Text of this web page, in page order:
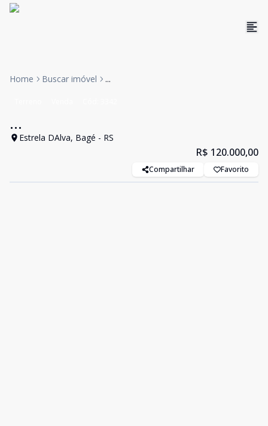
Home Buscar imóvel ...
...
Estrela DAlva, Bagé - RS
R$ 120.000,00
Compartilhar Favorito